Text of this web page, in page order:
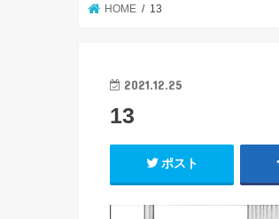
HOME 13
2021.12.25
13
ポスト